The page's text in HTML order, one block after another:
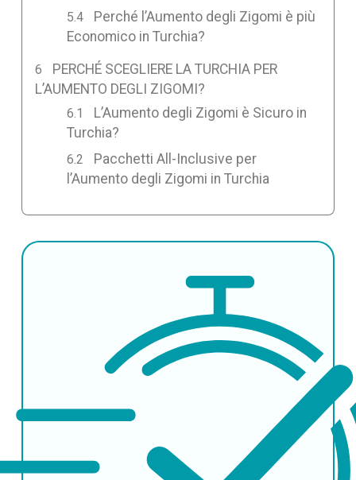
Perché l’Aumento degli Zigomi è più
Economico in Turchia?
PERCHÉ SCEGLIERE LA TURCHIA PER
L’AUMENTO DEGLI ZIGOMI?
L’Aumento degli Zigomi è Sicuro in
Turchia?
Pacchetti All-Inclusive per
l’Aumento degli Zigomi in Turchia